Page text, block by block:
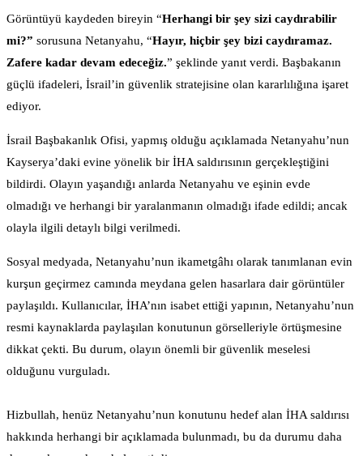
Görüntüyü kaydeden bireyin “Herhangi bir şey sizi caydırabilir
mi?” sorusuna Netanyahu, “Hayır, hiçbir şey bizi caydıramaz.
Zafere kadar devam edeceğiz.” şeklinde yanıt verdi. Başbakanın
güçlü ifadeleri, İsrail’in güvenlik stratejisine olan kararlılığına işaret
ediyor.
İsrail Başbakanlık Ofisi, yapmış olduğu açıklamada Netanyahu’nun
Kayserya’daki evine yönelik bir İHA saldırısının gerçekleştiğini
bildirdi. Olayın yaşandığı anlarda Netanyahu ve eşinin evde
olmadığı ve herhangi bir yaralanmanın olmadığı ifade edildi; ancak
olayla ilgili detaylı bilgi verilmedi.
Sosyal medyada, Netanyahu’nun ikametgâhı olarak tanımlanan evin
kurşun geçirmez camında meydana gelen hasarlara dair görüntüler
paylaşıldı. Kullanıcılar, İHA’nın isabet ettiği yapının, Netanyahu’nun
resmi kaynaklarda paylaşılan konutunun görselleriyle örtüşmesine
dikkat çekti. Bu durum, olayın önemli bir güvenlik meselesi
olduğunu vurguladı.
Hizbullah, henüz Netanyahu’nun konutunu hedef alan İHA saldırısı
hakkında herhangi bir açıklamada bulunmadı, bu da durumu daha